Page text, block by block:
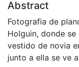
Abstract
Fotografia de
Holguin, donde
vestido de novia
junto a ella se ve